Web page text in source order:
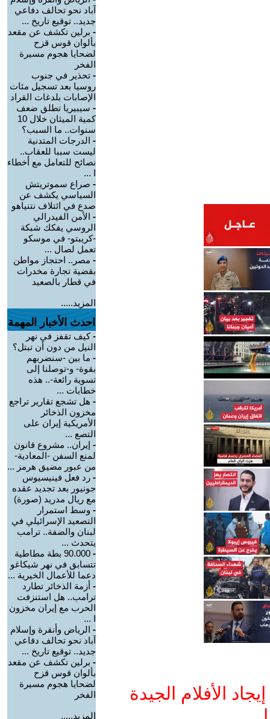
الأفلام الجيدة
آباد نحو تحالف دفاعي
جديد.. توقيع تاريخ ...
- برلين تكشف عن مقعد
بألوان قوس قزح
لضحايا هجوم مسيرة
الفخر
- تحذير في جنوب
روسيا بعد تسجيل مئات
الإصابات بلدغات القراد
- سيبيريا تطلق ضعف
كمية الميثان خلال 10
سنوات.. ما السبب؟
- الدرجات المتدنية
ليست سببا للعقاب..
نصائح للتعامل مع أخطاء
ا ...
- صراع سموتريتش
السياسي يكشف عن
صدع في ائتلاف نتنياهو
- الأمن الفيدرالي
الروسي يفكك شبكة
-كريبتو- في موسكو
تعمل لصال ...
- مصر.. احتجاز مواطن
بقضية تجارة مخدرات
في قطار بالصعيد
المزيد.....
احدث الأخبار المهمة
-كيف تقفز في نهر
النيل من دون أن تبتل؟
- ما بين -سنضربهم
بقوة- و-توصلنا إلى
تسوية رائعة-.. هذه
خطابات ...
- هل تشجع تقارير تراجع
مخزون الذخائر
الأمريكية إيران على
التصع ...
- إيران.. مشروع قانون
لمنع السفن -المعادية-
من عبور مضيق هرمز ...
- رد فعل فينيسيوس
جونيور بعد تجديد عقده
مع ريال مدريد (صورة)
- وسط استمرار
التصعيد الإسرائيلي في
لبنان والضفة.. ترامب
يتحدث ...
-
90.000 بطة مطاطية
تتسابق في نهر شيكاغو
دعما للأعمال الخيرية ...
- أزمة الذخائر تطارد
ترامب.. هل استنزفت
الحرب مع إيران مخزون
ا ...
- الرياض وأنقرة وإسلام
آباد نحو تحالف دفاعي
جديد.. توقيع تاريخ ...
- برلين تكشف عن مقعد
بألوان قوس قزح
لضحايا هجوم مسيرة
الفخر
المزيد.....